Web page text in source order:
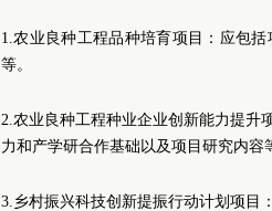
1.农业良种工程品种培育项目：应包
等。
2.农业良种工程种业企业创新能力提升
力和产学研合作基础以及项目研究内容
3.乡村振兴科技创新提振行动计划项目